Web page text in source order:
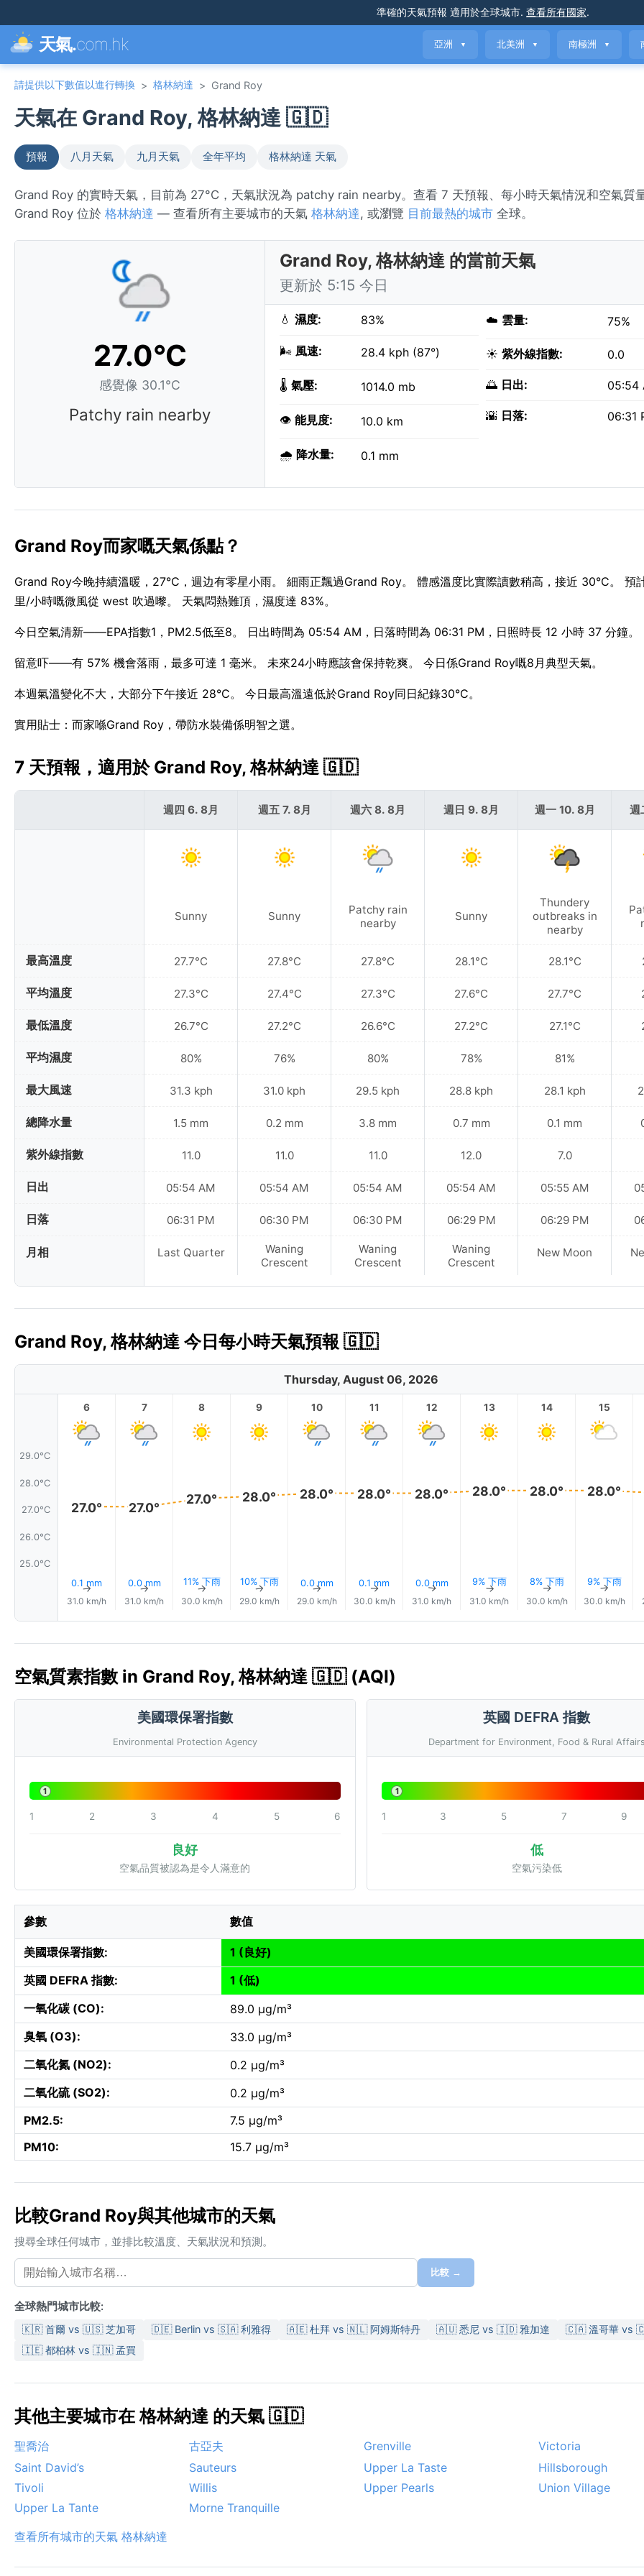
準確的天氣預報 適用於全球城市. 查看所有國家.
天氣.com.hk 亞洲 ▼ 北美洲 ▼ 南極洲 ▼
請提供以下數值以進行轉換 > 格林納達 > Grand Roy
天氣在 Grand Roy, 格林納達 🇬🇩
預報 八月天氣 九月天氣 全年平均 格林納達 天氣
Grand Roy 的實時天氣，目前為 27°C，天氣狀況為 patchy rain nearby。查看 7 天預報、每小時天氣情況和空氣質
Grand Roy 位於 格林納達 — 查看所有主要城市的天氣 格林納達, 或瀏覽 目前最熱的城市 全球。
27.0°C
感覺像 30.1°C
Patchy rain nearby
Grand Roy, 格林納達 的當前天氣
更新於 5:15 今日
💧 濕度: 83%
🌬️ 風速: 28.4 kph (87°)
🌡️ 氣壓: 1014.0 mb
👁️ 能見度: 10.0 km
🌧️ 降水量: 0.1 mm
☁️ 雲量: 75%
☀️ 紫外線指數: 0.0
🌅 日出: 05:54
🌇 日落: 06:31
Grand Roy而家嘅天氣係點？
Grand Roy今晚持續溫暖，27°C，週边有零星小雨。 細雨正飄過Grand Roy。 體感溫度比實際讀數稍高，接近 30°C。 預
里/小時嘅微風從 west 吹過嚟。 天氣悶熱難頂，濕度達 83%。
今日空氣清新——EPA指數1，PM2.5低至8。 日出時間為 05:54 AM，日落時間為 06:31 PM，日照時長 12 小時 37 分鐘。
留意吓——有 57% 機會落雨，最多可達 1 毫米。 未來24小時應該會保持乾爽。 今日係Grand Roy嘅8月典型天氣。
本週氣溫變化不大，大部分下午接近 28°C。 今日最高溫遠低於Grand Roy同日紀錄30°C。
實用貼士：而家喺Grand Roy，帶防水裝備係明智之選。
7 天預報，適用於 Grand Roy, 格林納達 🇬🇩
最高溫度
平均溫度
最低溫度
平均濕度
最大風速
總降水量
紫外線指數
日出
日落
月相
週四 6. 8月
Sunny
27.7°C
27.3°C
26.7°C
80%
31.3 kph
1.5 mm
11.0
05:54 AM
06:31 PM
Last Quarter
週五 7. 8月
Sunny
27.8°C
27.4°C
27.2°C
76%
31.0 kph
0.2 mm
11.0
05:54 AM
06:30 PM
Waning
Crescent
週六 8. 8月
Patchy rain
nearby
27.8°C
27.3°C
26.6°C
80%
29.5 kph
3.8 mm
11.0
05:54 AM
06:30 PM
Waning
Crescent
週日 9. 8月
Sunny
28.1°C
27.6°C
27.2°C
78%
28.8 kph
0.7 mm
12.0
05:54 AM
06:29 PM
Waning
Crescent
週一 10. 8月
Thundery
outbreaks in
nearby
28.1°C
27.7°C
27.1°C
81%
28.1 kph
0.1 mm
7.0
05:55 AM
06:29 PM
New Moon
週
Grand Roy, 格林納達 今日每小時天氣預報 🇬🇩
Thursday, August 06, 2026
29.0°C
28.0°C
27.0°C
26.0°C
25.0°C
6
27.0°
0.1 mm
↑
31.0 km/h
7
27.0°
0.0 mm
↑
31.0 km/h
8
27.0°
11% 下雨
↑
30.0 km/h
9
28.0°
10% 下雨
↑
29.0 km/h
10
28.0°
0.0 mm
↑
29.0 km/h
11
28.0°
0.1 mm
↑
30.0 km/h
12
28.0°
0.0 mm
↑
31.0 km/h
13
28.0°
9% 下雨
↑
31.0 km/h
14
28.0°
8% 下雨
↑
30.0 km/h
15
28.0°
9% 下雨
↑
30.0 km/h
空氣質素指數 in Grand Roy, 格林納達 🇬🇩 (AQI)
美國環保署指數
Environmental Protection Agency
1
1 2 3 4 5 6
良好
空氣品質被認為是令人滿意的
英國 DEFRA 指數
Department for Environment, Food & Rural
1
1 3 5 7 9
低
空氣污染低
參數 數值
美國環保署指數:
1 (良好)
英國 DEFRA 指數:
1 (低)
一氧化碳 (CO):
89.0 µg/m³
臭氧 (O3):
33.0 µg/m³
二氧化氮 (NO2):
0.2 µg/m³
二氧化硫 (SO2):
0.2 µg/m³
PM2.5:
7.5 µg/m³
PM10:
15.7 µg/m³
比較Grand Roy與其他城市的天氣
搜尋全球任何城市，並排比較溫度、天氣狀況和預測。
比較 →
全球熱門城市比較:
🇰🇷 首爾 vs 🇺🇸 芝加哥 🇩🇪 Berlin vs 🇸🇦 利雅得 🇦🇪 杜拜 vs 🇳🇱 阿姆斯特丹 🇦🇺 悉尼 vs 🇮🇩 雅加達
🇨🇦 溫哥華 vs
🇮🇪 都柏林 vs 🇮🇳 孟買
其他主要城市在 格林納達 的天氣 🇬🇩
聖喬治 古亞夫 Grenville
Victoria
Saint David’s
Sauteurs Upper La Taste
Hillsborough
Tivoli
Willis Upper Pearls
Union Village
Upper La Tante
Morne Tranquille
查看所有城市的天氣 格林納達